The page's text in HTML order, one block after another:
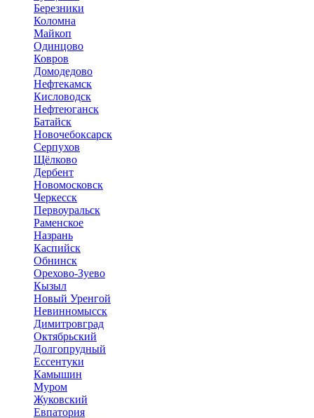
Березники
Коломна
Майкоп
Одинцово
Ковров
Домодедово
Нефтекамск
Кисловодск
Нефтеюганск
Батайск
Новочебоксарск
Серпухов
Щёлково
Дербент
Новомосковск
Черкесск
Первоуральск
Раменское
Назрань
Каспийск
Обнинск
Орехово-Зуево
Кызыл
Новый Уренгой
Невинномысск
Димитровград
Октябрьский
Долгопрудный
Ессентуки
Камышин
Муром
Жуковский
Евпатория